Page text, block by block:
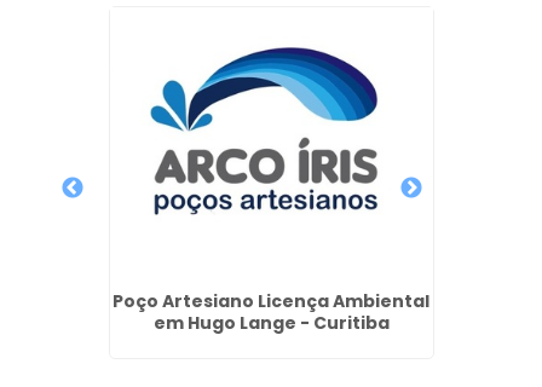
Poço Artesiano Licença Ambiental
em Hugo Lange - Curitiba